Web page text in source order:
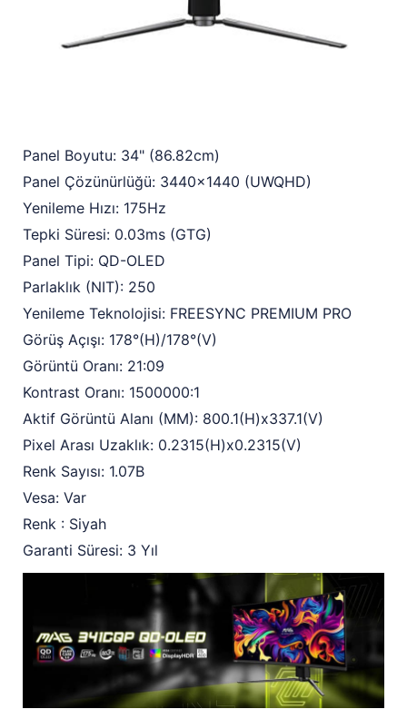
Panel Boyutu: 34" (86.82cm)
Panel Çözünürlüğü: 3440x1440 (UWQHD)
Yenileme Hızı: 175Hz
Tepki Süresi: 0.03ms (GTG)
Panel Tipi: QD-OLED
Parlaklık (NIT): 250
Yenileme Teknolojisi: FREESYNC PREMIUM PRO
Görüş Açışı: 178°(H)/178°(V)
Görüntü Oranı: 21:09
Kontrast Oranı: 1500000:1
Aktif Görüntü Alanı (MM): 800.1(H)x337.1(V)
Pixel Arası Uzaklık: 0.2315(H)x0.2315(V)
Renk Sayısı: 1.07B
Vesa: Var
Renk : Siyah
Garanti Süresi: 3 Yıl